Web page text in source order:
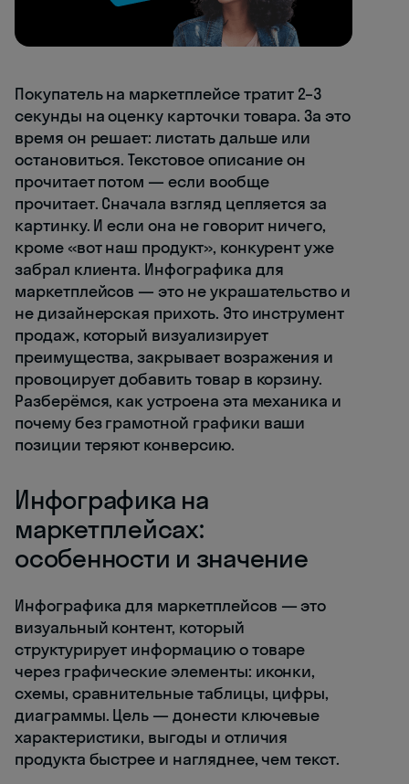
Покупатель на маркетплейсе тратит 2–3
секунды на оценку карточки товара. За это
время он решает: листать дальше или
остановиться. Текстовое описание он
прочитает потом — если вообще
прочитает. Сначала взгляд цепляется за
картинку. И если она не говорит ничего,
кроме «вот наш продукт», конкурент уже
забрал клиента. Инфографика для
маркетплейсов — это не украшательство и
не дизайнерская прихоть. Это инструмент
продаж, который визуализирует
преимущества, закрывает возражения и
провоцирует добавить товар в корзину.
Разберёмся, как устроена эта механика и
почему без грамотной графики ваши
позиции теряют конверсию.
Инфографика на
маркетплейсах:
особенности и значение
Инфографика для маркетплейсов — это
визуальный контент, который
структурирует информацию о товаре
через графические элементы: иконки,
схемы, сравнительные таблицы, цифры,
диаграммы. Цель — донести ключевые
характеристики, выгоды и отличия
продукта быстрее и нагляднее, чем текст.